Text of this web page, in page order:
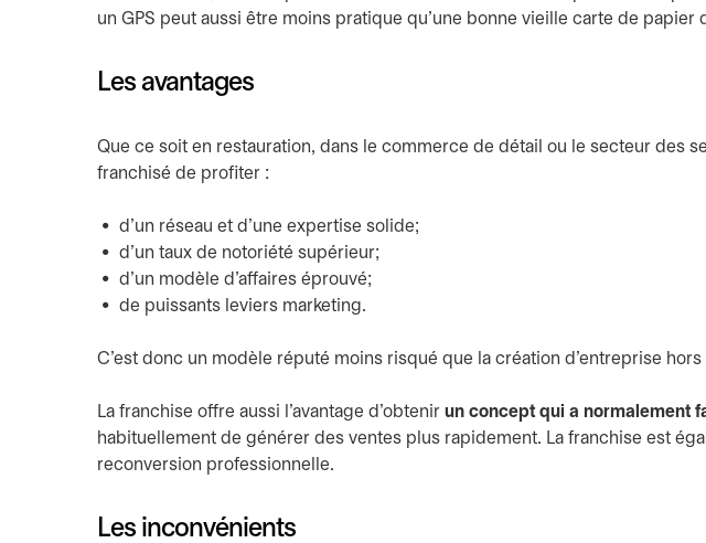
un GPS peut aussi être moins pratique qu’une bonne vieille carte de papier
Les avantages
Que ce soit en restauration, dans le commerce de détail ou le secteur des
franchisé de profiter :
d’un réseau et d’une expertise solide;
d’un taux de notoriété supérieur;
d’un modèle d’affaires éprouvé;
de puissants leviers marketing.
C’est donc un modèle réputé moins risqué que la création d’entreprise hors
La franchise offre aussi l’avantage d’obtenir un concept qui a normalement
habituellement de générer des ventes plus rapidement. La franchise est
reconversion professionnelle.
Les inconvénients